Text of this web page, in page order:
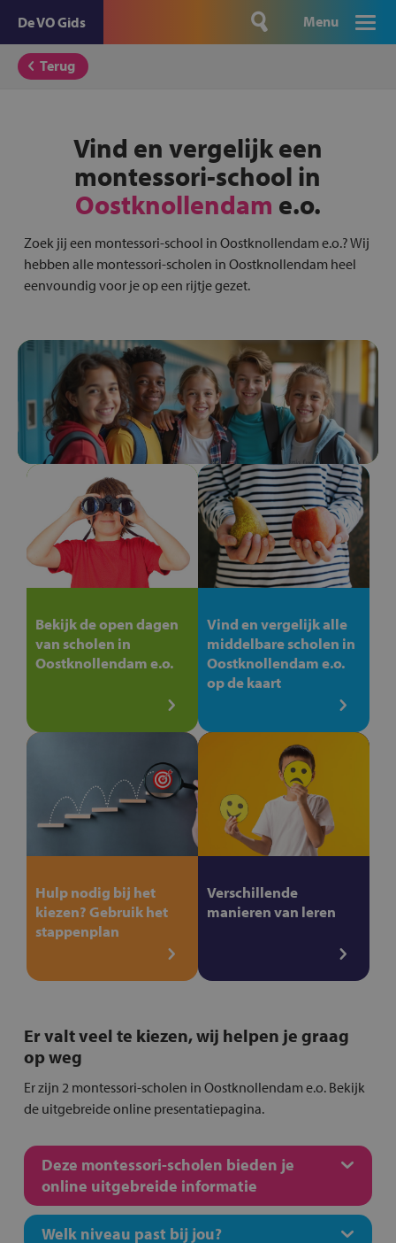
De VO Gids Menu
Terug
Vind en vergelijk een
montessori-school in
Oostknollendam e.o.
Zoek jij een montessori-school in Oostknollendam e.o.? Wij
hebben alle montessori-scholen in Oostknollendam heel
eenvoundig voor je op een rijtje gezet.
Bekijk de open dagen
van scholen in
Oostknollendam e.o.
Vind en vergelijk alle
middelbare scholen in
Oostknollendam e.o.
op de kaart
Hulp nodig bij het
kiezen? Gebruik het
stappenplan
Verschillende
manieren van leren
Er valt veel te kiezen, wij helpen je graag
op weg
Er zijn 2 montessori-scholen in Oostknollendam e.o. Bekijk
de uitgebreide online presentatiepagina.
Deze montessori-scholen bieden je
online uitgebreide informatie
Welk niveau past bij jou?